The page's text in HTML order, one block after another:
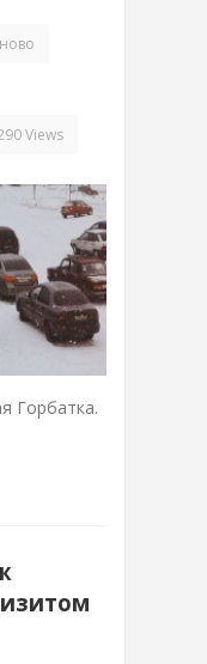
Views
Горбатка.